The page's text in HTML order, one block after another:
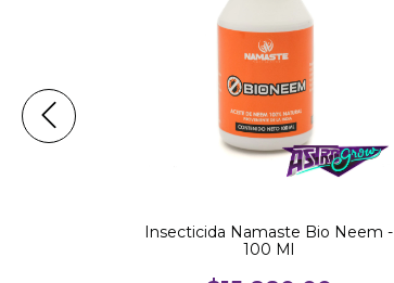
Insecticida Namaste Bio Neem -
100 Ml